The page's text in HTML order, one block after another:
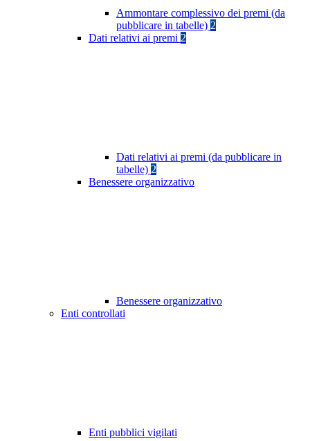
Ammontare complessivo dei premi (da
pubblicare in tabelle) 2
Dati relativi ai premi 2
Dati relativi ai premi (da pubblicare in
tabelle) 2
Benessere organizzativo
Benessere organizzativo
Enti controllati
Enti pubblici vigilati